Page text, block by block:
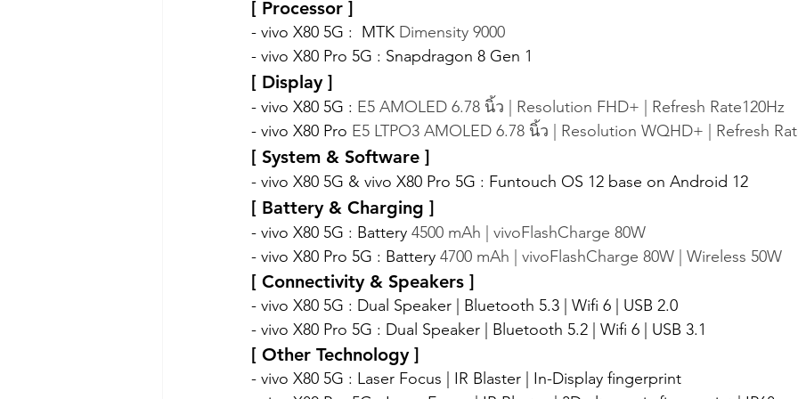
[ Processor ]
- vivo X80 5G :  MTK Dimensity 9000
- vivo X80 Pro 5G : Snapdragon 8 Gen 1
[ Display ]
- vivo X80 5G : E5 AMOLED 6.78 นิ้ว | Resolution FHD+ | Refresh Rate120Hz
- vivo X80 Pro E5 LTPO3 AMOLED 6.78 นิ้ว | Resolution WQHD+ | Refresh
[ System & Software ]
- vivo X80 5G & vivo X80 Pro 5G : Funtouch OS 12 base on Android 12
[ Battery & Charging ]
- vivo X80 5G : Battery 4500 mAh | vivoFlashCharge 80W
- vivo X80 Pro 5G : Battery 4700 mAh | vivoFlashCharge 80W | Wireless 50W
[ Connectivity & Speakers ]
- vivo X80 5G : Dual Speaker | Bluetooth 5.3 | Wifi 6 | USB 2.0
- vivo X80 Pro 5G : Dual Speaker | Bluetooth 5.2 | Wifi 6 | USB 3.1
[ Other Technology ]
- vivo X80 5G : Laser Focus | IR Blaster | In-Display fingerprint